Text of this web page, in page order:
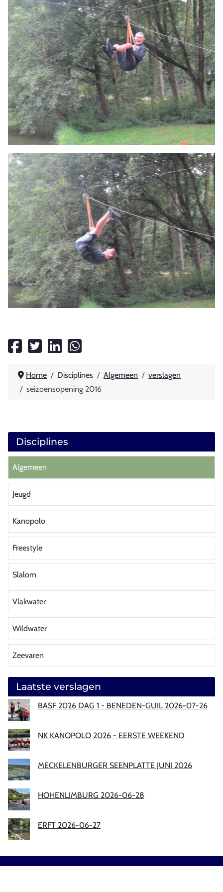
Home Disciplines Algemeen
verslagen
seizoensopening 2016
Disciplines
Algemeen
Jeugd
Kanopolo
Freestyle
Slalom
Vlakwater
Wildwater
Zeevaren
Laatste verslagen
BASF 2026 DAG 1 - BENEDEN-GUIL 2026-07-26
NK KANOPOLO 2026 - EERSTE WEEKEND
MECKELENBURGER SEENPLATTE JUNI 2026
HOHENLIMBURG 2026-06-28
ERFT 2026-06-27